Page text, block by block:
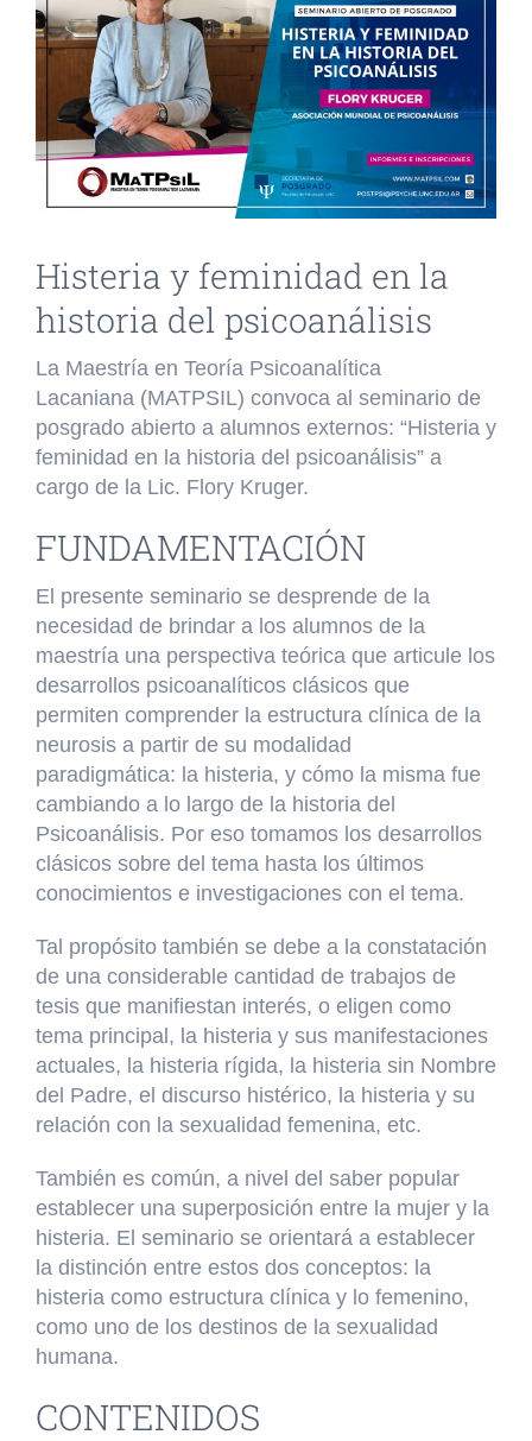
INVESTIGACIÓN Y EVENTOS
TESIS
GALERÍA DE FOTOS
CONTACTO
Histeria y feminidad en la
historia del psicoanálisis
La Maestría en Teoría Psicoanalítica
Lacaniana (MATPSIL) convoca al seminario de
posgrado abierto a alumnos externos: “Histeria y
feminidad en la historia del psicoanálisis” a
cargo de la Lic. Flory Kruger.
FUNDAMENTACIÓN
El presente seminario se desprende de la
necesidad de brindar a los alumnos de la
maestría una perspectiva teórica que articule los
desarrollos psicoanalíticos clásicos que
permiten comprender la estructura clínica de la
neurosis a partir de su modalidad
paradigmática: la histeria, y cómo la misma fue
cambiando a lo largo de la historia del
Psicoanálisis. Por eso tomamos los desarrollos
clásicos sobre del tema hasta los últimos
conocimientos e investigaciones con el tema.
Tal propósito también se debe a la constatación
de una considerable cantidad de trabajos de
tesis que manifiestan interés, o eligen como
tema principal, la histeria y sus manifestaciones
actuales, la histeria rígida, la histeria sin Nombre
del Padre, el discurso histérico, la histeria y su
relación con la sexualidad femenina, etc.
También es común, a nivel del saber popular
establecer una superposición entre la mujer y la
histeria. El seminario se orientará a establecer
la distinción entre estos dos conceptos: la
histeria como estructura clínica y lo femenino,
como uno de los destinos de la sexualidad
humana.
CONTENIDOS